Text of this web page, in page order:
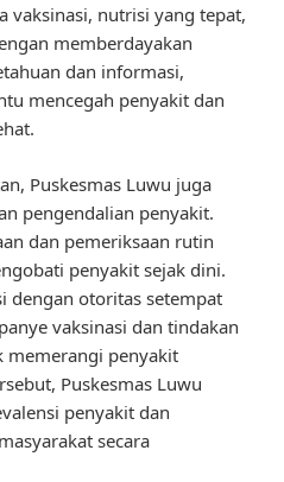
vaksinasi, nutrisi yang tepat,
memberdayakan
dan informasi,
mencegah penyakit dan
Puskesmas Luwu juga
pengendalian penyakit.
dan pemeriksaan rutin
penyakit sejak dini.
dengan otoritas setempat
vaksinasi dan tindakan
memerangi penyakit
Puskesmas Luwu
penyakit dan
secara